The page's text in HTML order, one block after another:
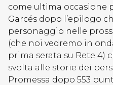
come ultima occasione
Garcés dopo l’epilogo
personaggio nelle
(che noi vedremo in
prima serata su Rete 4)
svolta alle storie dei
Promessa dopo 553